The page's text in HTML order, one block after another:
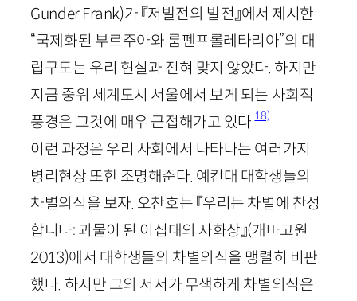
Gunder Frank)가 『저발전의 발전』에서 제시한
“국제화된 부르주아와 룸펜프롤레타리아”의 대
립구도는 우리 현실과 전혀 맞지 않았다. 하지만
지금 중위 세계도시 서울에서 보게 되는 사회적
풍경은 그것에 매우 근접해가고 있다.18)
이런 과정은 우리 사회에서 나타나는 여러가지
병리현상 또한 조명해준다. 예컨대 대학생들의
차별의식을 보자. 오찬호는 『우리는 차별에 찬성
합니다: 괴물이 된 이십대의 자화상』(개마고원
2013)에서 대학생들의 차별의식을 맹렬히 비판
했다. 하지만 그의 저서가 무색하게 차별의식은